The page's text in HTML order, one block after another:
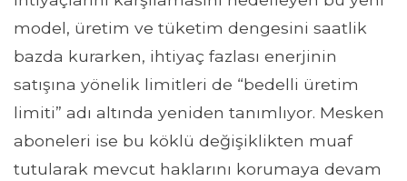
model, üretim ve tüketim dengesini saatlik
bazda kurarken, ihtiyaç fazlası enerjinin
satışına yönelik limitleri de “bedelli üretim
limiti” adı altında yeniden tanımlıyor. Mesken
aboneleri ise bu köklü değişiklikten muaf
tutularak mevcut haklarını korumaya devam